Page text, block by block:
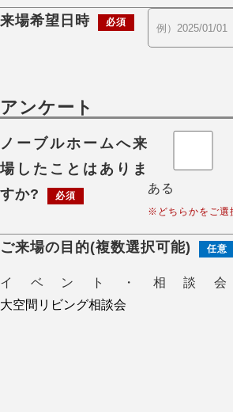
来場希望日時 必須
アンケート
ノーブルホームへ来
場したことはありま
すか?
必須
ある
※どちらかをご選
ご来場の目的(複数選択可能) 任意
イベント・相談